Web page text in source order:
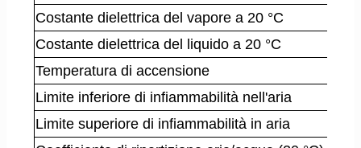
Costante dielettrica del vapore a 20 °C
Costante dielettrica del liquido a 20 °C
Temperatura di accensione
Limite inferiore di infiammabilità nell'aria
Limite superiore di infiammabilità in aria